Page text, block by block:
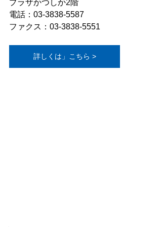
プラザかつしか2階
電話：03-3838-5587
ファクス：03-3838-5551
詳しくは」こちら >